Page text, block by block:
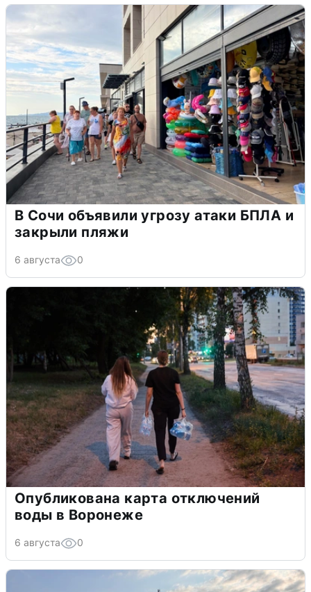
В Сочи объявили угрозу атаки БПЛА и
закрыли пляжи
6 августа 0
Опубликована карта отключений
воды в Воронеже
6 августа 0